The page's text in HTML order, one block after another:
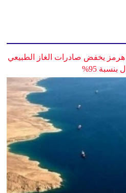
يخفض صادرات الغاز الطبيعي
بنسبة 95%